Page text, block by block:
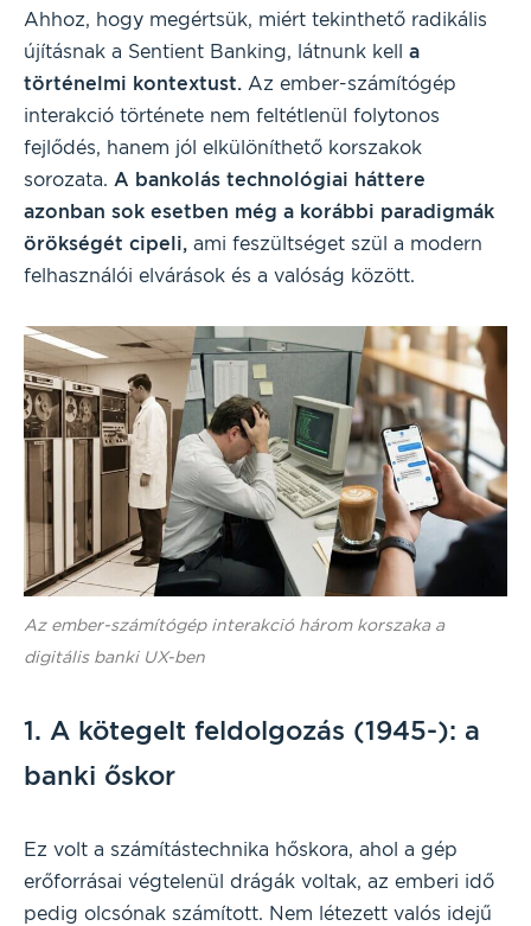
Ahhoz, hogy megértsük, miért tekinthető radikális
újításnak a Sentient Banking, látnunk kell a
történelmi kontextust. Az ember-számítógép
interakció története nem feltétlenül folytonos
fejlődés, hanem jól elkülöníthető korszakok
sorozata. A bankolás technológiai háttere
azonban sok esetben még a korábbi paradigmák
örökségét cipeli, ami feszültséget szül a modern
felhasználói elvárások és a valóság között.
Az ember-számítógép interakció három korszaka a
digitális banki UX-ben
1. A kötegelt feldolgozás (1945-): a
banki őskor
Ez volt a számítástechnika hőskora, ahol a gép
erőforrásai végtelenül drágák voltak, az emberi idő
pedig olcsónak számított. Nem létezett valós idejű